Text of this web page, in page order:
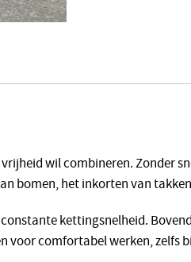
wil combineren. Zonder
bomen, het inkorten van
kettingsnelheid.
comfortabel werken, zelfs